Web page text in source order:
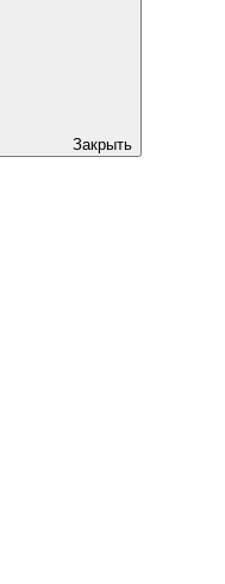
Закрыть